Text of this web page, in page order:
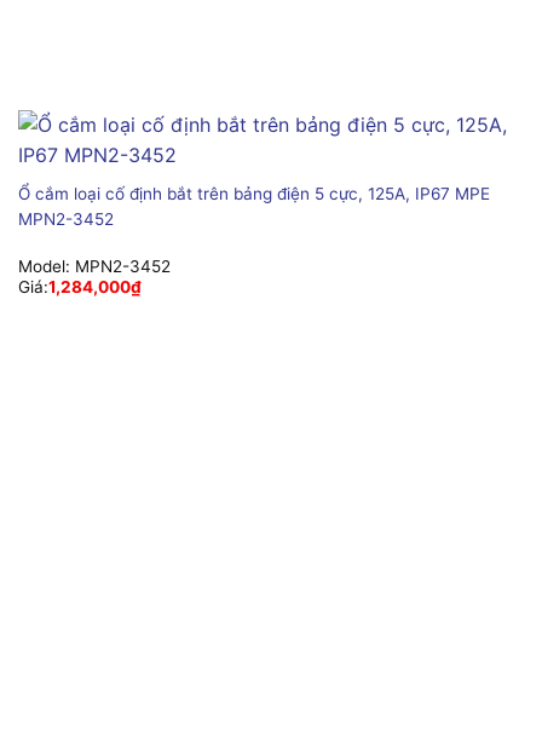
Ổ cắm loại cố định bắt trên bảng điện 5 cực, 125A, IP67 MPE
MPN2-3452
Model: MPN2-3452
Giá:1,284,000₫